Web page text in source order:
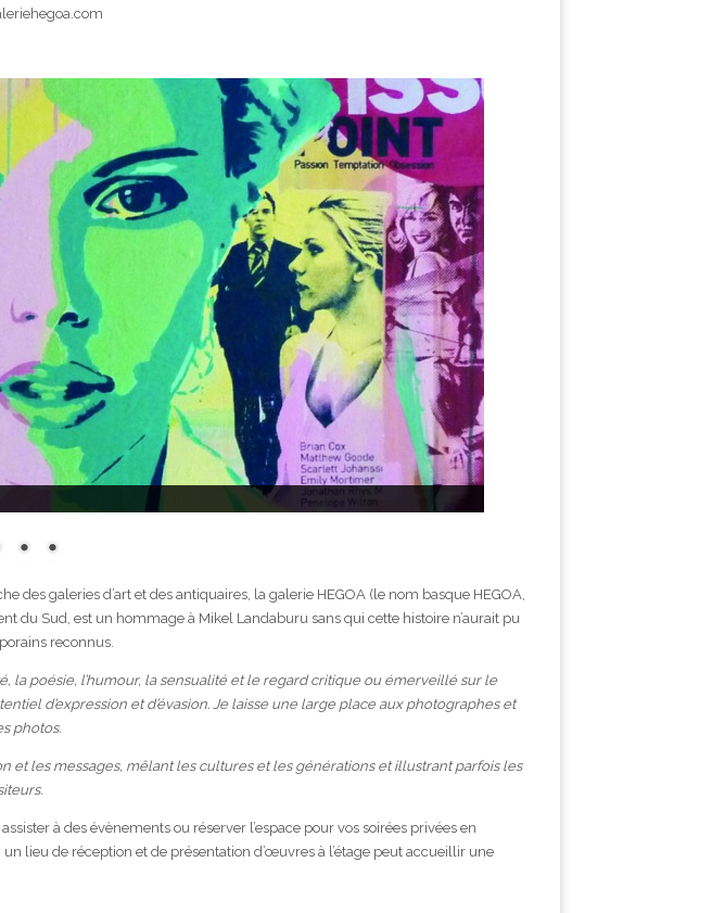
des galeries d’art et des antiquaires, la galerie HEGOA (le nom basque HEGOA,
Sud, est un hommage à Mikel Landaburu sans qui cette histoire n’aurait pu
reconnus.
la poésie, l’humour, la sensualité et le regard critique ou émerveillé sur le
d’expression et d’évasion. Je laisse une large place aux photographes et
photos.
et les messages, mêlant les cultures et les générations et illustrant parfois les
à des évènements ou réserver l’espace pour vos soirées privées en
un lieu de réception et de présentation d’œuvres à l’étage peut accueillir une